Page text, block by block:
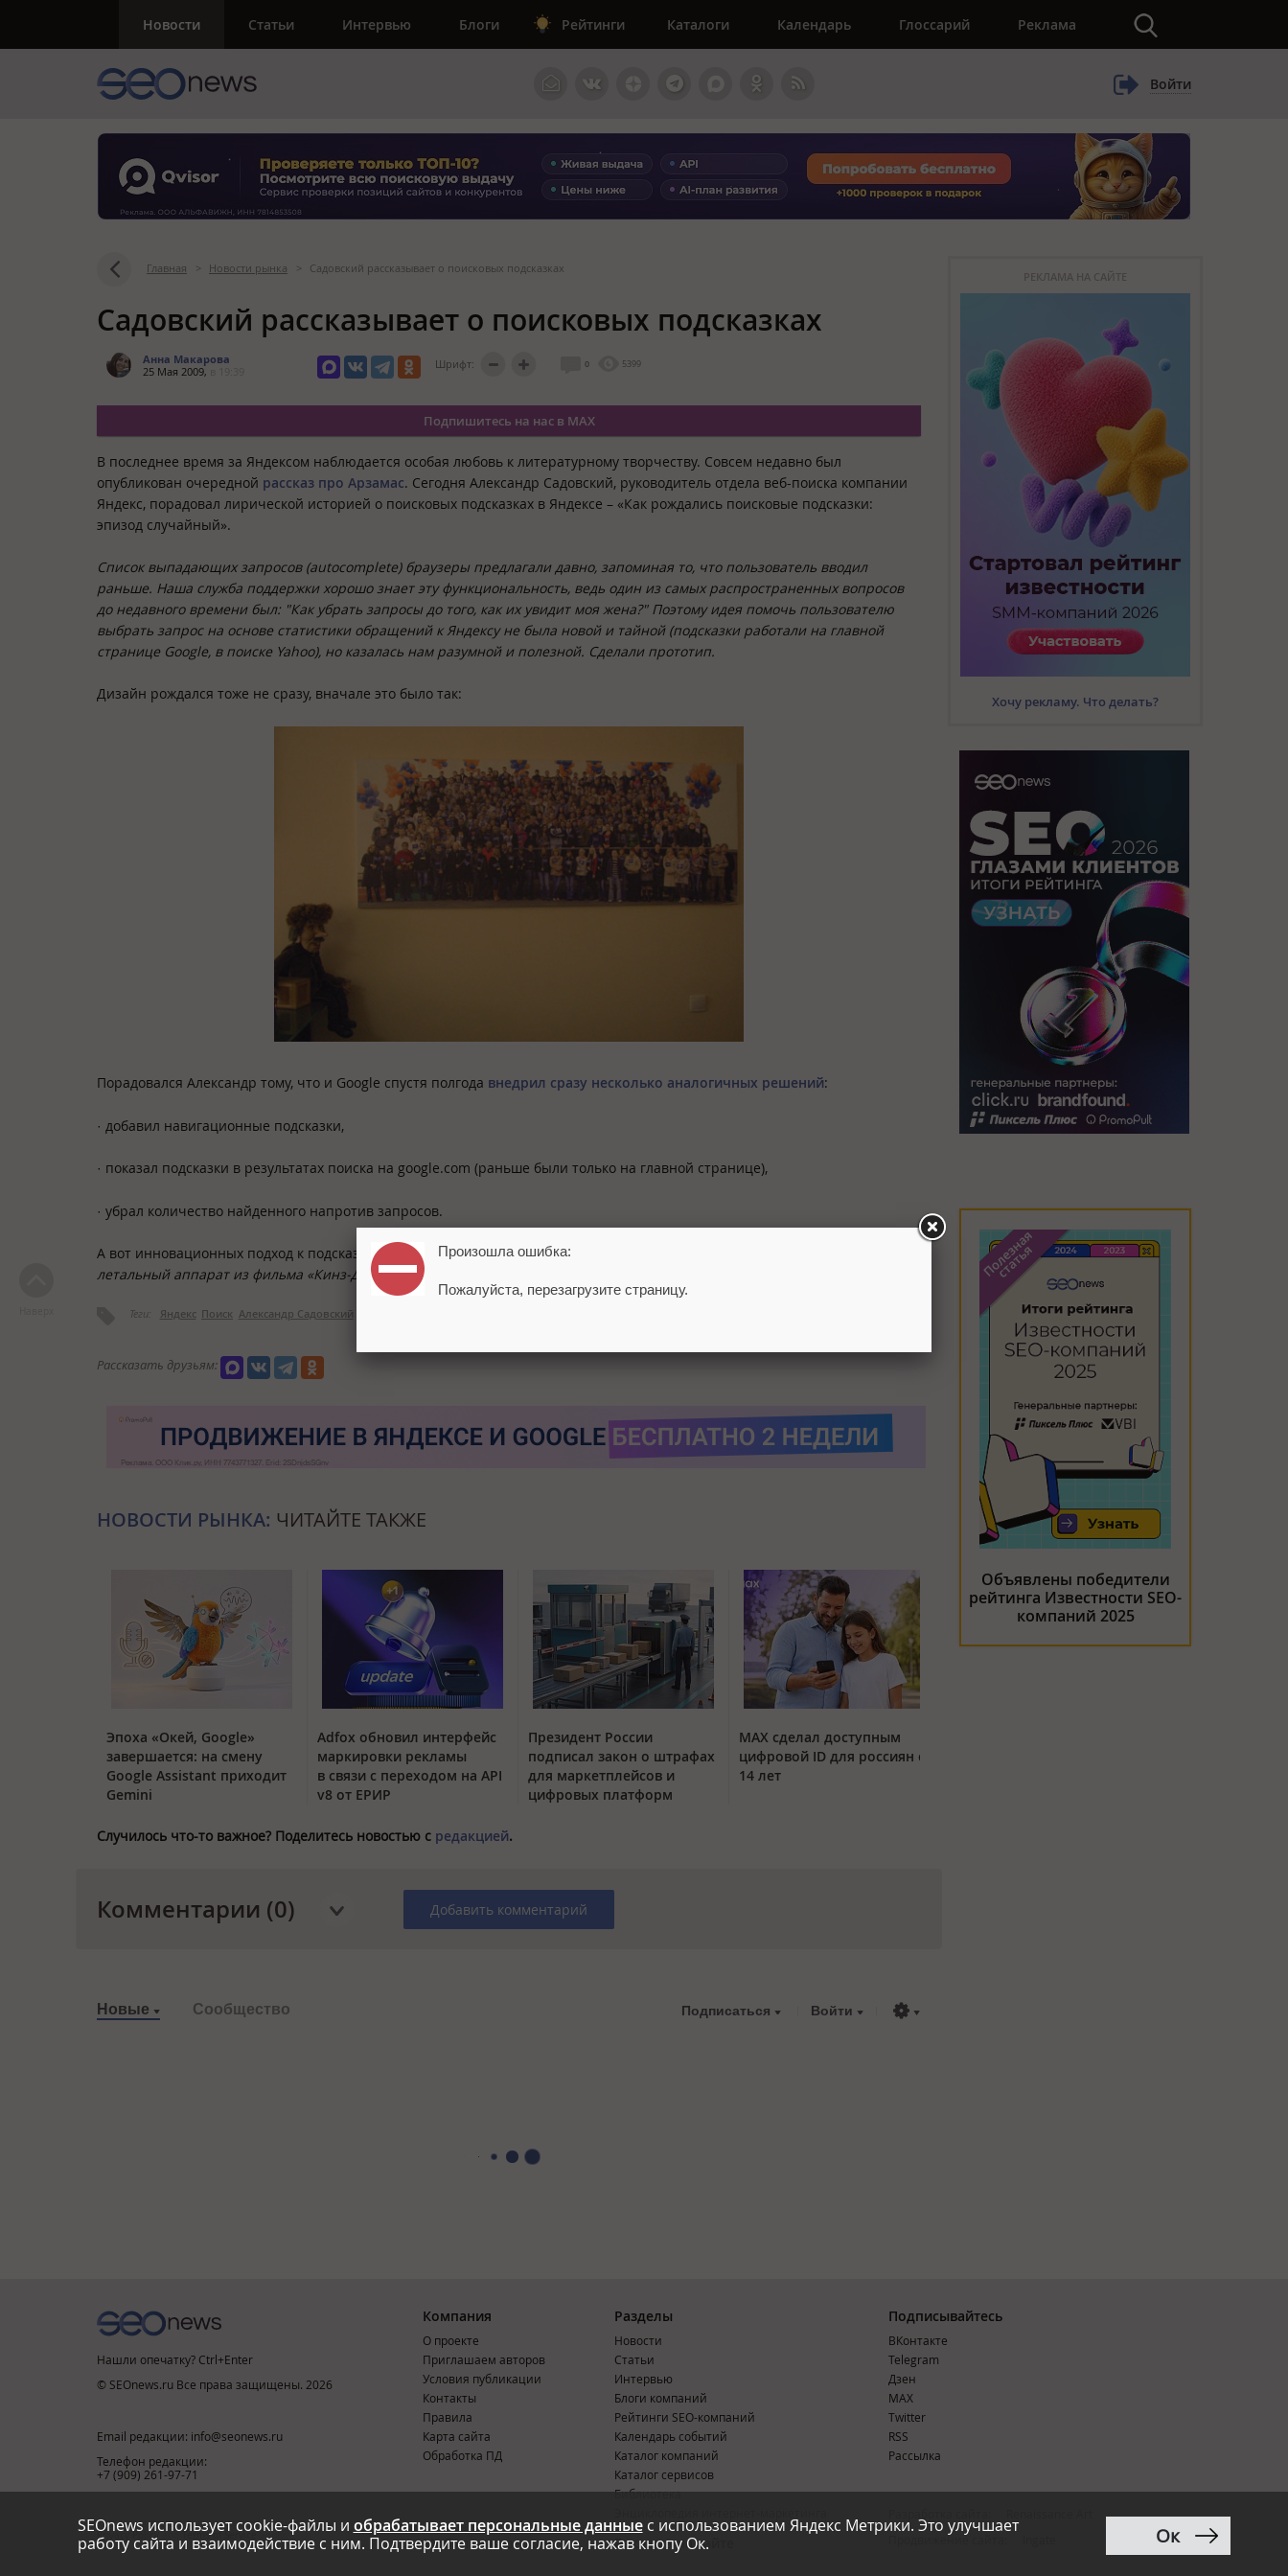
Новости Статьи Интервью Блоги Рейтинги Каталоги Календарь Глоссарий Реклама
Войти
Главная > Новости рынка > Садовский рассказывает о поисковых подсказках
Садовский рассказывает о поисковых подсказках
Анна Макарова
25 Мая 2009,
Шрифт: 0 5399
Подпишитесь на нас в MAX
В последнее время за Яндексом наблюдается особая любовь к литературному творчеству. Совсем недавно был
опубликован очередной рассказ про Арзамас. Сегодня Александр Садовский, руководитель отдела веб-поиска компании
Яндекс, порадовал лирической историей о поисковых подсказках в Яндексе – «Как рождались поисковые подсказки:
эпизод случайный».
Список выпадающих запросов (autocomplete) браузеры предлагали давно, запоминая то, что пользователь вводил
раньше. Наша служба поддержки хорошо знает эту функциональность, ведь один из самых распространенных вопросов
до недавного времени был: "Как убрать запросы до того, как их увидит моя жена?" Поэтому идея помочь пользователю
выбрать запрос на основе статистики обращений к Яндексу не была новой и тайной (подсказки работали на главной
странице Google, в поиске Yahoo), но казалась нам разумной и полезной. Сделали прототип.
Дизайн рождался тоже не сразу, вначале это было так:
Порадовался Александр тому, что и Google спустя полгода внедрил сразу несколько аналогичных решений:
· добавил навигационные подсказки,
· показал подсказки в результатах поиска на google.com (раньше были только на главной странице),
· убрал количество найденного напротив запросов.
А вот инновационных подход к подсказкам от Нигмы, Александр иронично назвал «
летальный аппарат из фильма «Кинз-Дза-Дза», в переносном смысле – неудобное транспортное средство – прим. ред.
Теги: Яндекс Поиск Александр Садовский
Рассказать друзьям:
НОВОСТИ РЫНКА: ЧИТАЙТЕ ТАКЖЕ
Эпоха «Окей, Google»
завершается: на смену
Google Assistant приходит
Gemini
Adfox обновил интерфейс
маркировки рекламы
в связи с переходом на API
v8 от ЕРИР
Президент России
подписал закон о штрафах
для маркетплейсов и
цифровых платформ
MAX сделал доступным
цифровой ID для россиян с
14 лет
Случилось что-то важное? Поделитесь новостью с редакцией.
Комментарии (0) Добавить комментарий
Новые Сообщество Подписаться Войти
РЕКЛАМА НА САЙТЕ
Хочу рекламу. Что делать?
Объявлены победители
рейтинга Известности SEO-
компаний 2025
SEOnews использует cookie-файлы и обрабатывает персональные данныес использованием Яндекс Метрики. Это улучшает
работу сайта и взаимодействие с ним. Подтвердите ваше согласие, нажав кнопу Ок.
Ок
Нашли опечатку? Ctrl+Enter
© SEOnews.ru Все права защищены. 2026
Email редакции: info@seonews.ru
Телефон редакции:
+7 (909) 261-97-71
This site is protected by reCAPTCHA and the Google
Privacy Policy
Terms of Service apply.
Компания
О проекте
Приглашаем авторов
Условия публикации
Контакты
Правила
Карта сайта
Обработка ПД
Мобильная версия
Разделы
Новости
Статьи
Интервью
Блоги компаний
Рейтинги SEO-компаний
Календарь событий
Каталог компаний
Каталог сервисов
Библиотека
Реклама на сайте
Подписывайтесь
ВКонтакте
Telegram
Дзен
MAX
Тwitter
RSS
Рассылка
Продвижение сайта
12+
Произошла ошибка:
Пожалуйста, перезагрузите страницу.